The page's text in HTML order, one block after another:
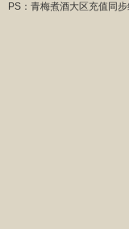
PS：青梅煮酒大区充值同